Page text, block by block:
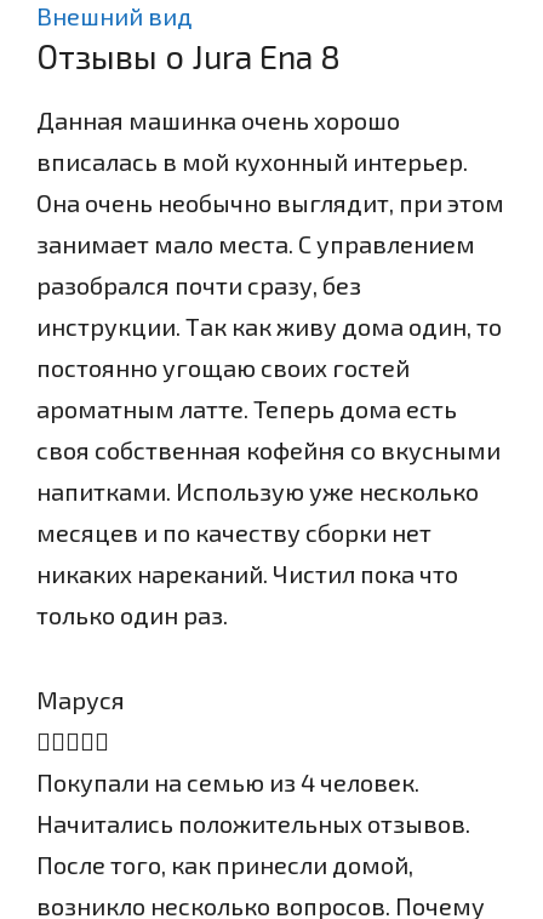
Внешний вид
Отзывы о Jura Ena 8
Данная машинка очень хорошо
вписалась в мой кухонный интерьер.
Она очень необычно выглядит, при этом
занимает мало места. С управлением
разобрался почти сразу, без
инструкции. Так как живу дома один, то
постоянно угощаю своих гостей
ароматным латте. Теперь дома есть
своя собственная кофейня со вкусными
напитками. Использую уже несколько
месяцев и по качеству сборки нет
никаких нареканий. Чистил пока что
только один раз.
Маруся
Покупали на семью из 4 человек.
Начитались положительных отзывов.
После того, как принесли домой,
возникло несколько вопросов. Почему